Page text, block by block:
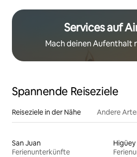
Services auf
Mach deinen Aufenthalt
Spannende Reiseziele
Reiseziele in der Nähe Andere
San Juan
Ferienunterkünfte
Higüey